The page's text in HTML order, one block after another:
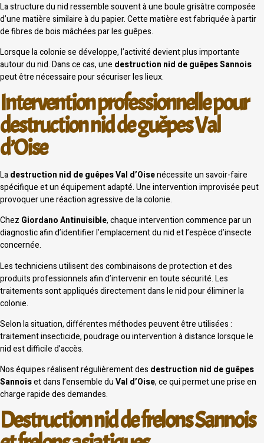
La structure du nid ressemble souvent à une boule grisâtre composée
d’une matière similaire à du papier. Cette matière est fabriquée à partir
de fibres de bois mâchées par les guêpes.
Lorsque la colonie se développe, l’activité devient plus importante
autour du nid. Dans ce cas, une destruction nid de guêpes Sannois
peut être nécessaire pour sécuriser les lieux.
Intervention professionnelle pour
destruction nid de guêpes Val
d’Oise
Ladestruction nid de guêpes Val d’Oisenécessite un savoir-faire
spécifique et un équipement adapté. Une intervention improvisée peut
provoquer une réaction agressive de la colonie.
Chez Giordano Antinuisible, chaque intervention commence par un
diagnostic afin d’identifier l’emplacement du nid et l’espèce d’insecte
concernée.
Les techniciens utilisent des combinaisons de protection et des
produits professionnels afin d’intervenir en toute sécurité. Les
traitements sont appliqués directement dans le nid pour éliminer la
colonie.
Selon la situation, différentes méthodes peuvent être utilisées :
traitement insecticide, poudrage ou intervention à distance lorsque le
nid est difficile d’accès.
Nos équipes réalisent régulièrement des destruction nid de guêpes
Sannoiset dans l’ensemble duVal d’Oise, ce qui permet une prise en
charge rapide des demandes.
Destruction nid de frelons Sannois